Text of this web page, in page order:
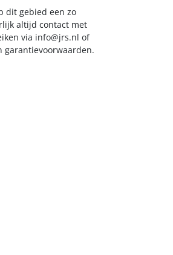
dit gebied een zo
altijd contact met
via info@jrs.nl of
garantievoorwaarden.